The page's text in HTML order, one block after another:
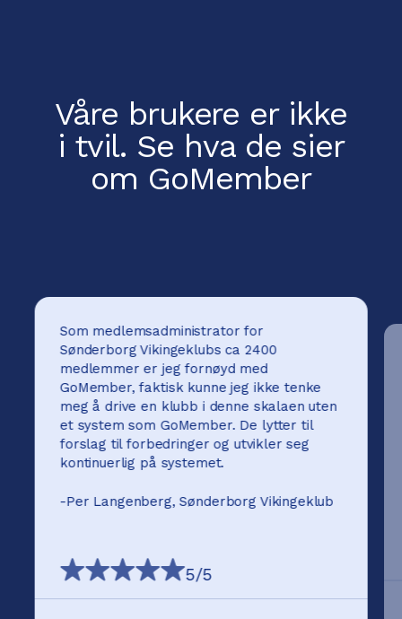
Våre brukere er ikke
i tvil. Se hva de sier
om GoMember
Som medlemsadministrator for
Sønderborg Vikingeklubs ca 2400
medlemmer er jeg fornøyd med
GoMember, faktisk kunne jeg ikke tenke
meg å drive en klubb i denne skalaen uten
et system som GoMember. De lytter til
forslag til forbedringer og utvikler seg
kontinuerlig på systemet.
-Per Langenberg, Sønderborg Vikingeklub
5/5